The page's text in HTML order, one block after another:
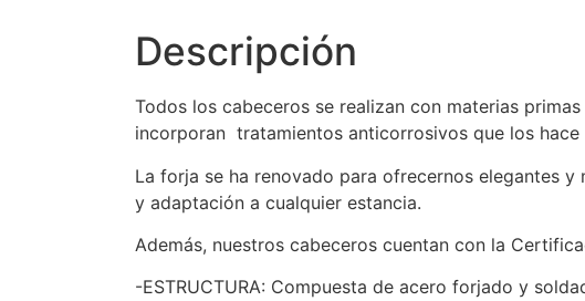
Descripción
Todos los cabeceros se realizan con materias
incorporan tratamientos anticorrosivos que los
La forja se ha renovado para ofrecernos elegantes
y adaptación a cualquier estancia.
Además, nuestros cabeceros cuentan con la
-ESTRUCTURA: Compuesta de acero forjado y